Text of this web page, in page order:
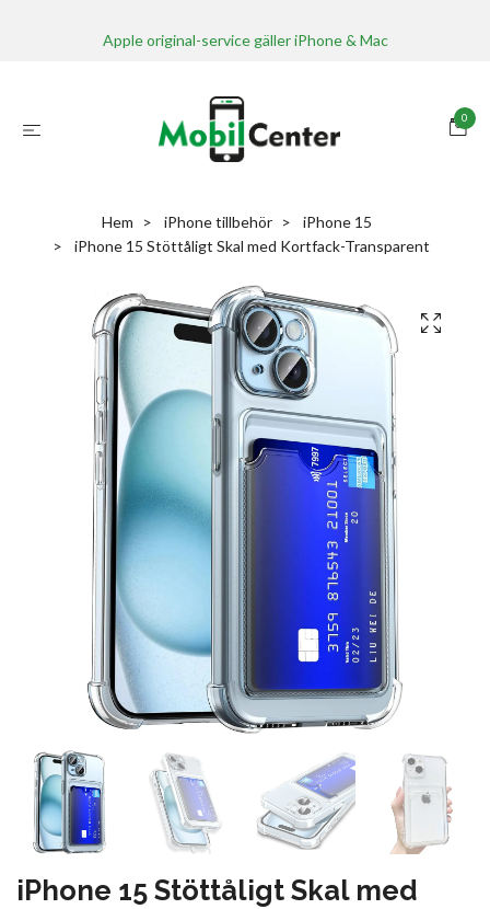
Apple original-service gäller iPhone & Mac
0
Hem iPhone tillbehör
iPhone 15
iPhone 15 Stöttåligt Skal med Kortfack-Transparent
iPhone 15 Stöttåligt Skal med